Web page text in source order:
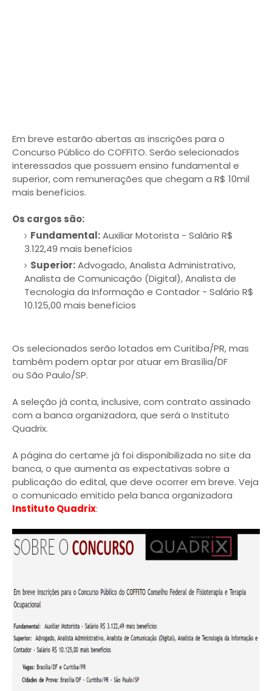
Em breve estarão abertas as inscrições para o
Concurso Público do COFFITO. Serão selecionados
interessados que possuem ensino fundamental e
superior, com remunerações que chegam a R$ 10mil
mais benefícios.
Os cargos são:
Fundamental:Auxiliar Motorista - Salário R$
3.122,49 mais benefícios
Superior:Advogado, Analista Administrativo,
Analista de Comunicação (Digital), Analista de
Tecnologia da Informação e Contador - Salário R$
10.125,00 mais benefícios
Os selecionados serão lotados em Curitiba/PR, mas
também podem optar por atuar em Brasília/DF
ou São Paulo/SP.
A seleção já conta, inclusive, com contrato assinado
com a banca organizadora, que será o Instituto
Quadrix.
A página do certame já foi disponibilizada no site da
banca, o que aumenta as expectativas sobre a
publicação do edital, que deve ocorrer em breve. Veja
o comunicado emitido pela banca organizadora
Instituto Quadrix: